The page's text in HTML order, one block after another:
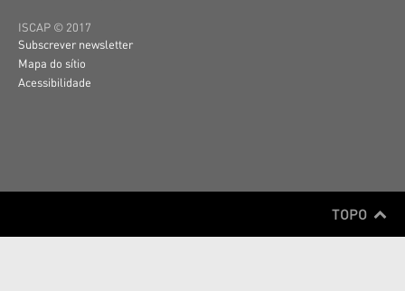
ISCAP © 2017
Subscrever newsletter
Mapa do sítio
Acessibilidade
TOPO